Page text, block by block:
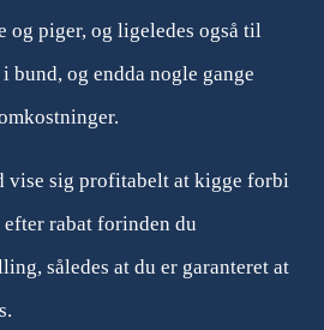
og piger, og ligeledes også til
bund, og endda nogle gange
vise sig profitabelt at kigge forbi
rabat forinden du
således at du er garanteret at